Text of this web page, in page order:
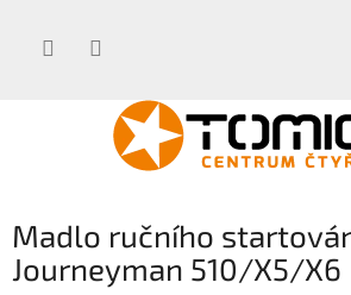
Madlo ručního
Journeyman 510/X5/X6